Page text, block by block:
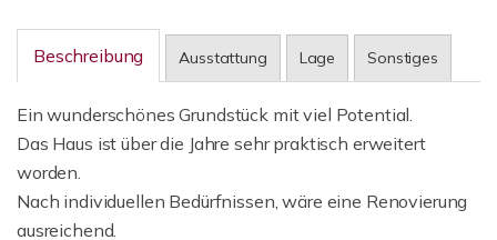
Beschreibung Ausstattung Lage Sonstiges
Ein wunderschönes Grundstück mit viel Potential.
Das Haus ist über die Jahre sehr praktisch erweitert
worden.
Nach individuellen Bedürfnissen, wäre eine Renovierung
ausreichend.